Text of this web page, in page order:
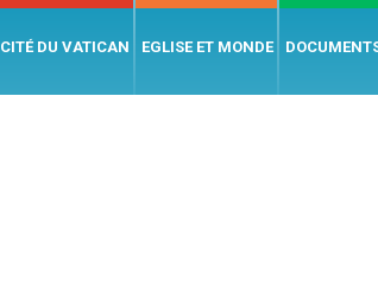
CITÉ DU VATICAN EGLISE ET MONDE